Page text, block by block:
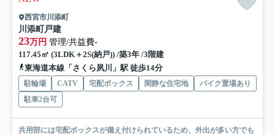
西宮市川添町
川添町戸建
23万円 管理/共益費-
117.45㎡ (3LDK＋2S(納戸)) /築3年 /3階建
東海道本線「さくら夙川」駅 徒歩14分
駐輪場 CATV 宅配ボックス 閑静な住宅地
バイク置場あり
駐車2台可
共用部には宅配ボックスが備え付けられているため、外出が多い方でも